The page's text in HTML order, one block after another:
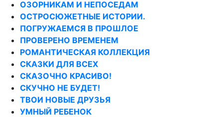
ОЗОРНИКАМ И НЕПОСЕДАМ
ОСТРОСЮЖЕТНЫЕ ИСТОРИИ.
ПОГРУЖАЕМСЯ В ПРОШЛОЕ
ПРОВЕРЕНО ВРЕМЕНЕМ
РОМАНТИЧЕСКАЯ КОЛЛЕКЦИЯ
СКАЗКИ ДЛЯ ВСЕХ
СКАЗОЧНО КРАСИВО!
СКУЧНО НЕ БУДЕТ!
ТВОИ НОВЫЕ ДРУЗЬЯ
УМНЫЙ РЕБЕНОК